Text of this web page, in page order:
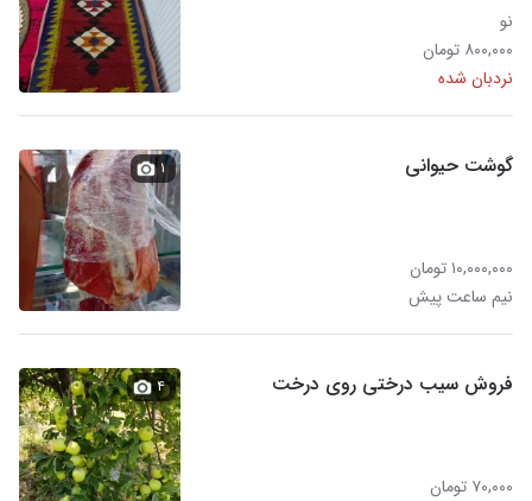
نو
۸۰۰,۰۰۰ تومان
نردبان شده
گوشت حیوانی
۱۰,۰۰۰,۰۰۰ تومان
نیم ساعت پیش
۱
فروش سیب درختی روی درخت
۷۰,۰۰۰ تومان
۴